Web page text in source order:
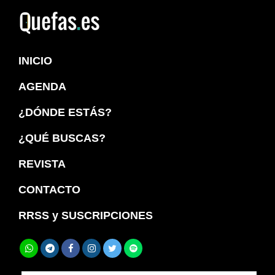
navegación
principal
principal
INICIO
AGENDA
¿DÓNDE ESTÁS?
¿QUÉ BUSCAS?
REVISTA
CONTACTO
RRSS y SUSCRIPCIONES